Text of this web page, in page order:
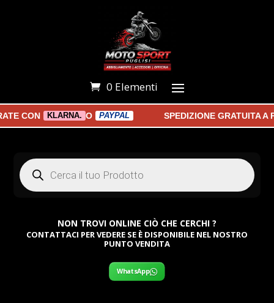
0 Elementi
CON KLARNA. O PAYPAL SPEDIZIONE GRATUITA A
Products
search
NON TROVI ONLINE CIÒ CHE CERCHI ?
CONTATTACI PER VEDERE SE È DISPONIBILE NEL NOSTRO
PUNTO VENDITA
WhatsApp